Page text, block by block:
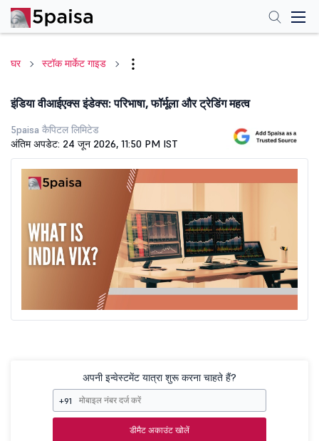
घर स्टॉक मार्केट गाइड
इंडिया वीआईएक्स इंडेक्स: परिभाषा, फॉर्मूला और ट्रेडिंग महत्व
5paisa कैपिटल लिमिटेड
अंतिम अपडेट: 24 जून 2026, 11:50 PM IST
अपनी इन्वेस्टमेंट यात्रा शुरू करना चाहते हैं?
+91
डीमैट अकाउंट खोलें